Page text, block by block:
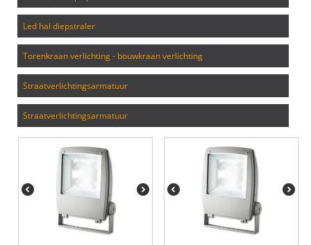
led hal diepstraler
torenkraan verlichting - bouwkraan verlichting
straatverlichtingsarmatuur
straatverlichtingsarmatuur